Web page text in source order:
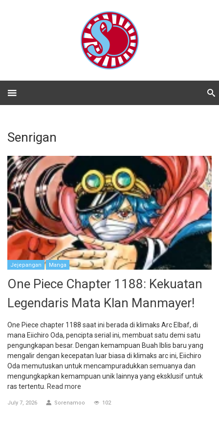
Senrigan
Jejepangan Manga
One Piece Chapter 1188: Kekuatan
Legendaris Mata Klan Manmayer!
One Piece chapter 1188 saat ini berada di klimaks Arc Elbaf, di
mana Eiichiro Oda, pencipta serial ini, membuat satu demi satu
pengungkapan besar. Dengan kemampuan Buah Iblis baru yang
mengalir dengan kecepatan luar biasa di klimaks arc ini, Eiichiro
Oda memutuskan untuk mencampuradukkan semuanya dan
mengungkapkan kemampuan unik lainnya yang eksklusif untuk
ras tertentu. Read more
July 7, 2026 Sorenamoo 102